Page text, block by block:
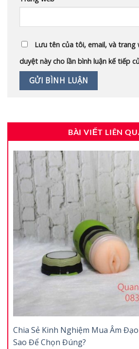
Lưu tên của tôi, email, và
duyệt này cho lần bình luận kế tiếp
BÀI VIẾT LIÊN
Chia Sẻ Kinh Nghiệm Mua Âm Đạo
Sao Để Chọn Đúng?